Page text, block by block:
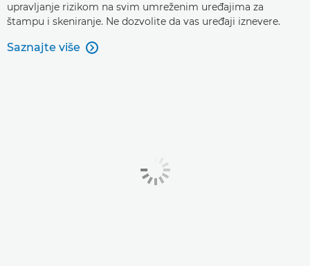
upravljanje rizikom na svim umreženim uređajima za
štampu i skeniranje. Ne dozvolite da vas uređaji iznevere.
Saznajte više 